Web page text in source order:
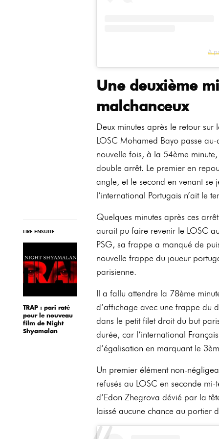
LIRE ENSUITE
TRAP : pari raté
pour le nouveau
film de Night
Shyamalan
A
Une deuxième
malchanceux
Deux minutes après le retour
LOSC Mohamed Bayo passe
nouvelle fois, à la 54ème
double arrêt. Le premier en
angle, et le second en venant se
l’international Portugais n’ait le
Quelques minutes après ces
aurait pu faire revenir le LOSC
PSG, sa frappe a manqué de
nouvelle frappe du joueur
parisienne.
Il a fallu attendre la 78ème
d’affichage avec une frappe du
dans le petit filet droit du but
durée, car l’international
d’égalisation en marquant le
Un premier élément non-
refusés au LOSC en seconde
d’Edon Zhegrova dévié par la
laissé aucune chance au portier